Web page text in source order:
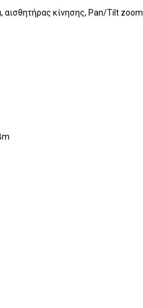
αισθητήρας κίνησης, Pan/Tilt zoom